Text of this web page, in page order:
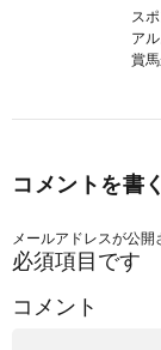
ス
ア
賞
コメントを書く
メールアドレスが公開
必須項目です
コメント